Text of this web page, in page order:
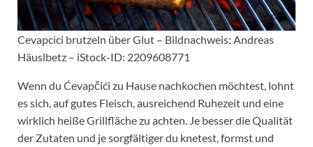
Cevapcici brutzeln über Glut – Bildnachweis: Andreas
Häuslbetz – iStock-ID: 2209608771
Wenn du Ćevapčići zu Hause nachkochen möchtest, lohnt
es sich, auf gutes Fleisch, ausreichend Ruhezeit und eine
wirklich heiße Grillfläche zu achten. Je besser die Qualität
der Zutaten und je sorgfältiger du knetest, formst und